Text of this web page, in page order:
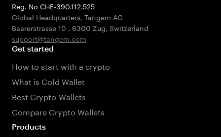
Reg. No CHE-390.112.525
Global Headquarters, Tangem AG
Baarerstrasse 10 , 6300 Zug, Switzerland
support@tangem.com
Get started
How to start with a crypto
What is Cold Wallet
Best Crypto Wallets
Compare Crypto Wallets
Products